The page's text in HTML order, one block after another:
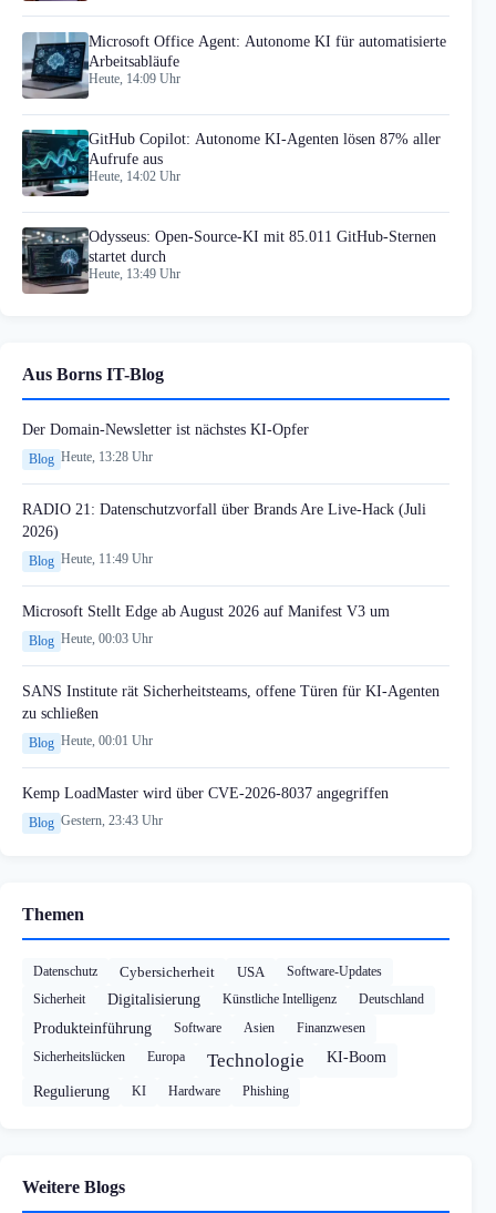
Microsoft Office Agent: Autonome KI für automatisierte
Arbeitsabläufe
Heute, 14:09 Uhr
GitHub Copilot: Autonome KI-Agenten lösen 87% aller
Aufrufe aus
Heute, 14:02 Uhr
Odysseus: Open-Source-KI mit 85.011 GitHub-Sternen
startet durch
Heute, 13:49 Uhr
Aus Borns IT-Blog
Der Domain-Newsletter ist nächstes KI-Opfer
Blog Heute, 13:28 Uhr
RADIO 21: Datenschutzvorfall über Brands Are Live-Hack (Juli
2026)
Blog Heute, 11:49 Uhr
Microsoft Stellt Edge ab August 2026 auf Manifest V3 um
Blog Heute, 00:03 Uhr
SANS Institute rät Sicherheitsteams, offene Türen für KI-Agenten
zu schließen
Blog Heute, 00:01 Uhr
Kemp LoadMaster wird über CVE-2026-8037 angegriffen
Blog Gestern, 23:43 Uhr
Themen
Datenschutz Cybersicherheit USA
Software-Updates
Sicherheit
Digitalisierung Künstliche Intelligenz Deutschland
Produkteinführung Software Asien
Finanzwesen
Sicherheitslücken
Europa Technologie KI-Boom
Regulierung KI Hardware Phishing
Weitere Blogs